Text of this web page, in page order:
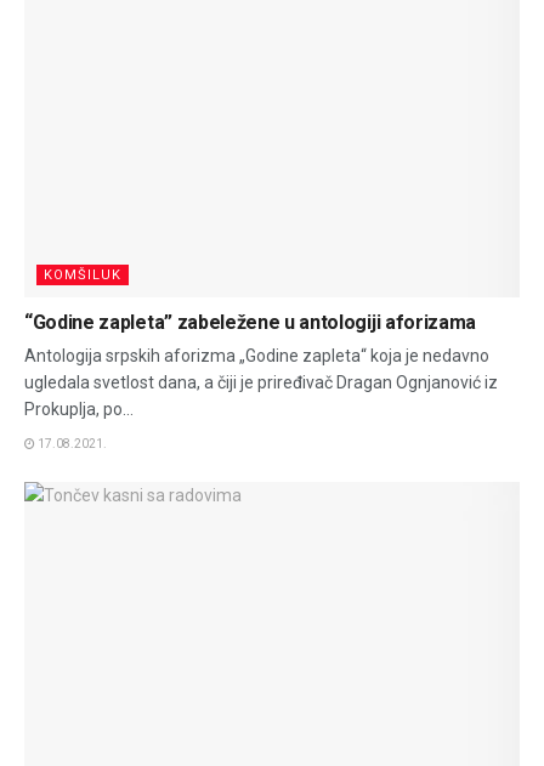
KOMŠILUK
“Godine zapleta” zabeležene u antologiji aforizama
Antologija srpskih aforizma „Godine zapleta“ koja je nedavno
ugledala svetlost dana, a čiji je priređivač Dragan Ognjanović iz
Prokuplja, po...
17.08.2021.